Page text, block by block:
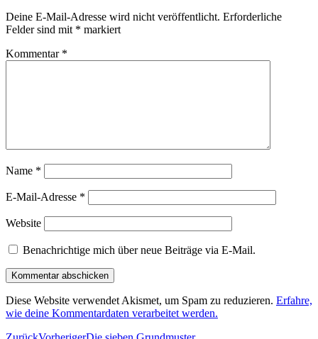
Deine E-Mail-Adresse wird nicht veröffentlicht. Erforderliche
Felder sind mit * markiert
Kommentar *
Name *
E-Mail-Adresse *
Website
Benachrichtige mich über neue Beiträge via E-Mail.
Diese Website verwendet Akismet, um Spam zu reduzieren. Erfahre,
wie deine Kommentardaten verarbeitet werden.